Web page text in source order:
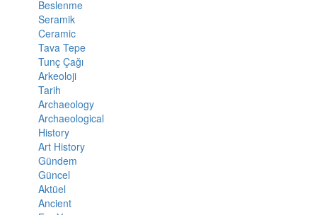
Beslenme
Seramik
Ceramic
Tava Tepe
Tunç Çağı
Arkeoloji
Tarih
Archaeology
Archaeological
History
Art History
Gündem
Güncel
Aktüel
Ancient